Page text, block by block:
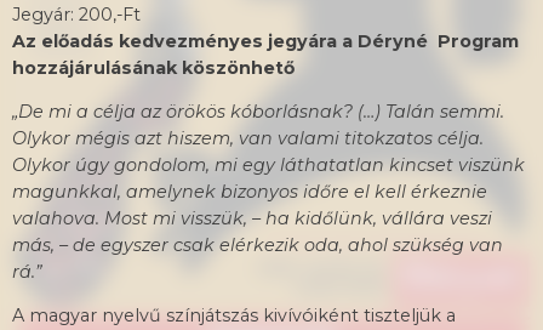
Jegyár: 200,-Ft
Az előadás kedvezményes jegyára a Déryné Program
hozzájárulásának köszönhető
„De mi a célja az örökös kóborlásnak? (…) Talán semmi.
Olykor mégis azt hiszem, van valami titokzatos célja.
Olykor úgy gondolom, mi egy láthatatlan kincset viszünk
magunkkal, amelynek bizonyos időre el kell érkeznie
valahova. Most mi visszük, – ha kidőlünk, vállára veszi
más, – de egyszer csak elérkezik oda, ahol szükség van
rá.”
A magyar nyelvű színjátszás kivívóiként tiszteljük a